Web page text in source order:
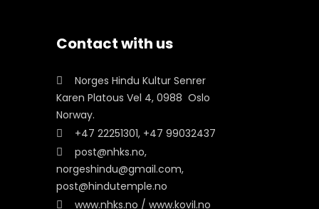
Contact with us
Norges Hindu Kultur Senrer
Karen Platous Vel 4, 0988 Oslo
Norway.
+47 22251301, +47 99032437
post@nhks.no,
norgeshindu@gmail.com,
post@hindutemple.no
www.nhks.no / www.kovil.no